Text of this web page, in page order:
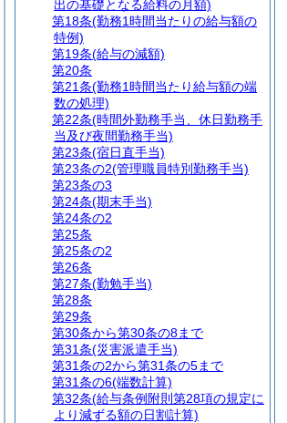
出の基礎となる給料の月額)
第18条(勤務1時間当たりの給与額の
特例)
第19条(給与の減額)
第20条
第21条(勤務1時間当たり給与額の端
数の処理)
第22条(時間外勤務手当、休日勤務手
当及び夜間勤務手当)
第23条(宿日直手当)
第23条の2(管理職員特別勤務手当)
第23条の3
第24条(期末手当)
第24条の2
第25条
第25条の2
第26条
第27条(勤勉手当)
第28条
第29条
第30条から第30条の8まで
第31条(災害派遣手当)
第31条の2から第31条の5まで
第31条の6(端数計算)
第32条(給与条例附則第28項の規定に
より減ずる額の日割計算)